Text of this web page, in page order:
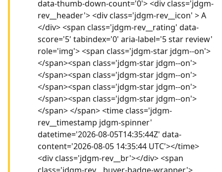
data-thumb-down-count='0'> <div class='jdgm-
rev__header'> <div class='jdgm-rev__icon' > A
</div> <span class='jdgm-rev__rating' data-
score='5' tabindex='0' aria-label='5 star review'
role='img'> <span class='jdgm-star jdgm--on'>
</span><span class='jdgm-star jdgm--on'>
</span><span class='jdgm-star jdgm--on'>
</span><span class='jdgm-star jdgm--on'>
</span><span class='jdgm-star jdgm--on'>
</span> </span> <time class='jdgm-
rev__timestamp jdgm-spinner'
datetime='2026-08-05T14:35:44Z' data-
content='2026-08-05 14:35:44 UTC'></time>
<div class='jdgm-rev__br'></div> <span